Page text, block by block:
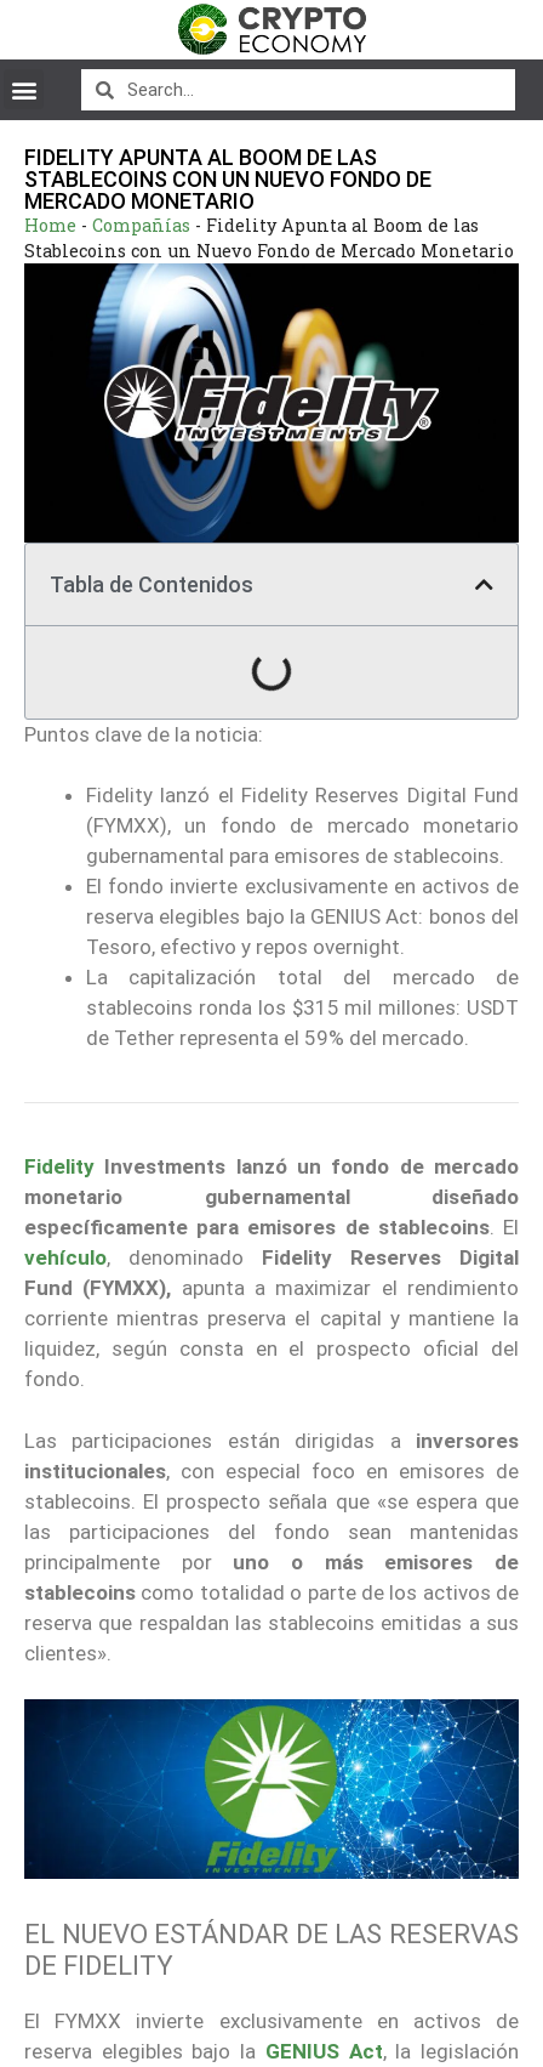
FIDELITY APUNTA AL BOOM DE LAS
STABLECOINS CON UN NUEVO FONDO DE
MERCADO MONETARIO
Home - Compañías - Fidelity Apunta al Boom de las
Stablecoins con un Nuevo Fondo de Mercado Monetario
Tabla de Contenidos
Puntos clave de la noticia:
Fidelity lanzó el Fidelity Reserves Digital Fund
(FYMXX), un fondo de mercado monetario
gubernamental para emisores de stablecoins.
El fondo invierte exclusivamente en activos de
reserva elegibles bajo la GENIUS Act: bonos del
Tesoro, efectivo y repos overnight.
La capitalización total del mercado de
stablecoins ronda los $315 mil millones: USDT
de Tether representa el 59% del mercado.
Fidelity Investments lanzó un fondo de mercado
monetario gubernamental diseñado
específicamente para emisores de stablecoins. El
vehículo, denominado Fidelity Reserves Digital
Fund (FYMXX), apunta a maximizar el rendimiento
corriente mientras preserva el capital y mantiene la
liquidez, según consta en el prospecto oficial del
fondo.
Las participaciones están dirigidas a inversores
institucionales, con especial foco en emisores de
stablecoins. El prospecto señala que «se espera que
las participaciones del fondo sean mantenidas
principalmente por uno o más emisores de
stablecoins como totalidad o parte de los activos de
reserva que respaldan las stablecoins emitidas a sus
clientes».
EL NUEVO ESTÁNDAR DE LAS RESERVAS
DE FIDELITY
El FYMXX invierte exclusivamente en activos de
reserva elegibles bajo la GENIUS Act, la legislación